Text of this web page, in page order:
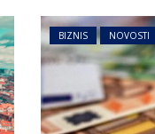
BIZNIS NOVOSTI